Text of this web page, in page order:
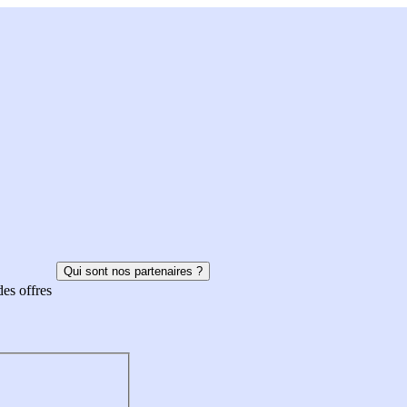
offres
Qui sont nos partenaires ?